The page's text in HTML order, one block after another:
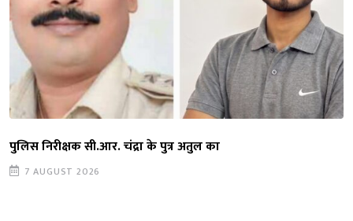
पुलिस निरीक्षक सी.आर. चंद्रा के पुत्र अतुल का
7 AUGUST 2026